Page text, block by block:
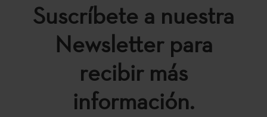
Suscríbete a nuestra
Newsletter para
recibir más
información.